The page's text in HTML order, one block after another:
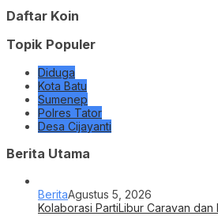
Daftar Koin
Topik Populer
Diduga
Kota Batu
Sumenep
Polres Tator
Desa Cijayanti
Berita Utama
BeritaAgustus 5, 2026
Kolaborasi PartiLibur Caravan